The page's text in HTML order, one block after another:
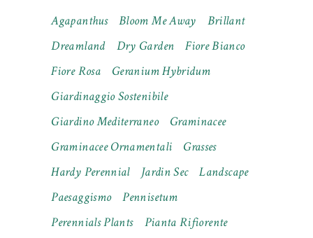
Agapanthus Bloom Me Away
Brillant
Dreamland
Dry Garden
Fiore Bianco
Fiore Rosa
Geranium Hybridum
Giardinaggio Sostenibile
Giardino Mediterraneo
Graminacee
Graminacee Ornamentali
Grasses
Hardy Perennial
Jardin Sec
Landscape
Paesaggismo
Pennisetum
Perennials Plants
Pianta Rifiorente